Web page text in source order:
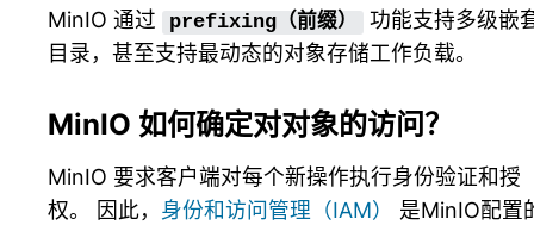
MinIO 通过
prefixing（前缀）
功能支持多级嵌
目录，甚至支持最动态的对象存储工作负载。
MinIO 如何确定对对象的访问？
MinIO 要求客户端对每个新操作执行身份验证和授
权。 因此， 身份和访问管理（IAM）
是MinIO配置